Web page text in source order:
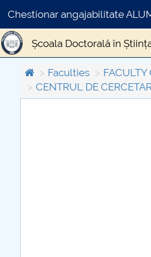
Chestionar angajabilitate
Școala Doctorală în
Activitate și rezultate
Faculties FACULTY
CENTRUL DE